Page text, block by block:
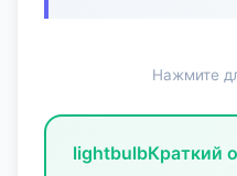
Нажмите
lightbulbКраткий